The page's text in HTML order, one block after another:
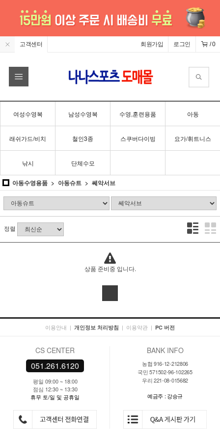
고객센터 /0
로그인
회원가입
여성수영복 남성수영복 수영,훈련용품 아동
래쉬가드/비치 철인3종 스쿠버다이빙 요가/휘트니스
낚시 단체수모
아동수영용품 아동슈트 쎄악서브
정렬
상품 준비중 입니다.
이용안내 | 개인정보 처리방침 | 이용약관 | PC 버전
CS CENTER
051.261.6120
평일 09:00 ~ 18:00
점심 12:30 ~ 13:30
휴무 토/일 및 공휴일
BANK INFO
농협 916-12-212806
국민 571502-96-102265
우리 221-08-015682
예금주 : 강승규